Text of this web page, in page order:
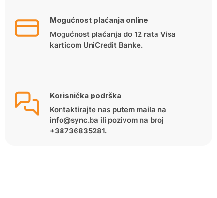
Mogućnost plaćanja online
Mogućnost plaćanja do 12 rata Visa
karticom UniCredit Banke.
Korisnička podrška
Kontaktirajte nas putem maila na
info@sync.ba ili pozivom na broj
+38736835281.